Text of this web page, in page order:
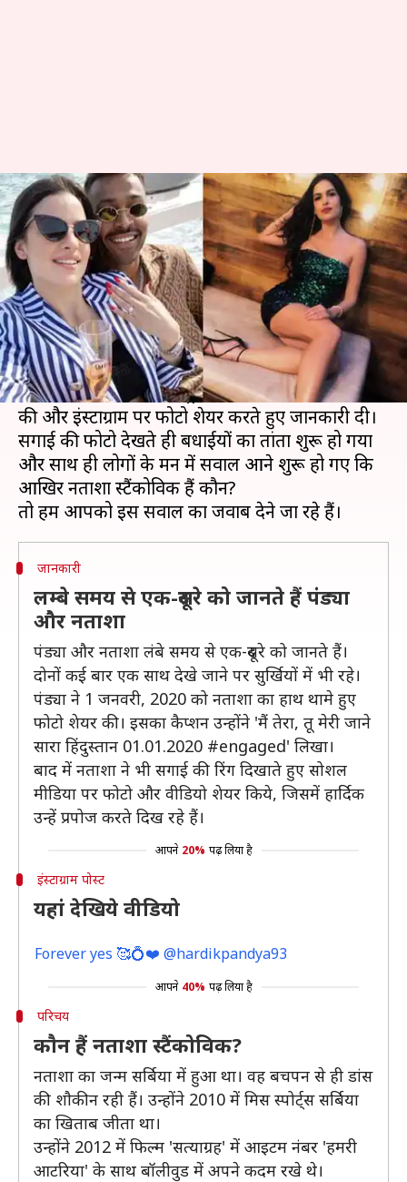
काैन हैं नताशा स्टैंकोविक, जिन पर
हार्दिक पंड्या का आया दिल?
लेखन ईशा शर्मा Jan 02, 2020 05:33 pm
क्या है खबर?
भारतीय क्रिकेट टीम के स्टार खिलाड़ी हार्दिक पंड्या ने नए
साल के माैके पर अपने फैंस को खुशखबरी दी है।
उन्होंने एक जनवरी को एक्ट्रेस नताशा स्टैंकोविक से सगाई
की और इंस्टाग्राम पर फोटो शेयर करते हुए जानकारी दी।
सगाई की फोटो देखते ही बधाईयों का तांता शुरू हो गया
और साथ ही लोगों के मन में सवाल आने शुरू हो गए कि
आखिर नताशा स्टैंकोविक हैं कौन?
जानकारी
लम्बे समय से एक-दूसरे को जानते हैं पंड्या
और नताशा
पंड्या और नताशा लंबे समय से एक-दूसरे को जानते हैं।
दोनों कई बार एक साथ देखे जाने पर सुर्खियों में भी रहे।
पंड्या ने 1 जनवरी, 2020 को नताशा का हाथ थामे हुए
फोटो शेयर की। इसका कैप्शन उन्होंने 'मैं तेरा, तू मेरी जाने
सारा हिंदुस्तान 01.01.2020 #engaged' लिखा।
बाद में नताशा ने भी सगाई की रिंग दिखाते हुए सोशल
मीडिया पर फोटो और वीडियो शेयर किये, जिसमें हार्दिक
उन्हें प्रपोज करते दिख रहे हैं।
आपने 20% पढ़ लिया है
इंस्टाग्राम पोस्ट
यहां देखिये वीडियो
Forever yes 🥰💍❤️ @hardikpandya93
आपने 40% पढ़ लिया है
परिचय
काैन हैं नताशा स्टैंकोविक?
नताशा का जन्म सर्बिया में हुआ था। वह बचपन से ही डांस
की शाैकीन रही हैं। उन्होंने 2010 में मिस स्पोर्ट्स सर्बिया
का खिताब जीता था।
उन्होंने 2012 में फिल्म 'सत्याग्रह' में आइटम नंबर 'हमरी
आटरिया' के साथ बॉलीवुड में अपने कदम रखे थे।